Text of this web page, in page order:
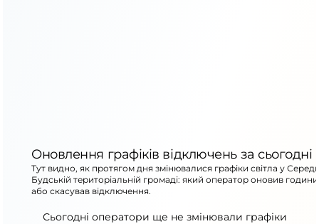
Оновлення графіків відключень за сьогодні
Тут видно, як протягом дня змінювалися графіки світла у
Будській територіальній громаді: який оператор оновив
або скасував відключення.
Сьогодні оператори ще не змінювали графіки